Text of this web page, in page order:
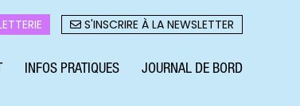
S'INSCRIRE À LA NEWSLETTER
INFOS PRATIQUES JOURNAL DE BORD